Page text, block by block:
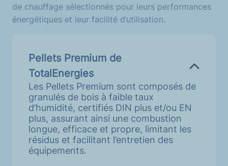
de chauffage sélectionnés pour leurs performances
énergétiques et leur facilité d’utilisation.
Pellets Premium de
TotalEnergies
Les Pellets Premium sont composés de
granulés de bois à faible taux
d’humidité, certifiés DIN plus et/ou EN
plus, assurant ainsi une combustion
longue, efficace et propre, limitant les
résidus et facilitant l’entretien des
équipements.